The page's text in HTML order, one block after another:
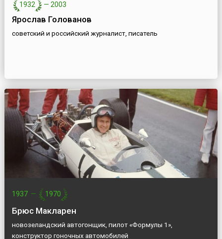
1932 — 2003
Ярослав Голованов
советский и российский журналист, писатель
1937 — 1970
Брюс Макларен
новозеландский автогонщик, пилот «Формулы 1»,
конструктор гоночных автомобилей